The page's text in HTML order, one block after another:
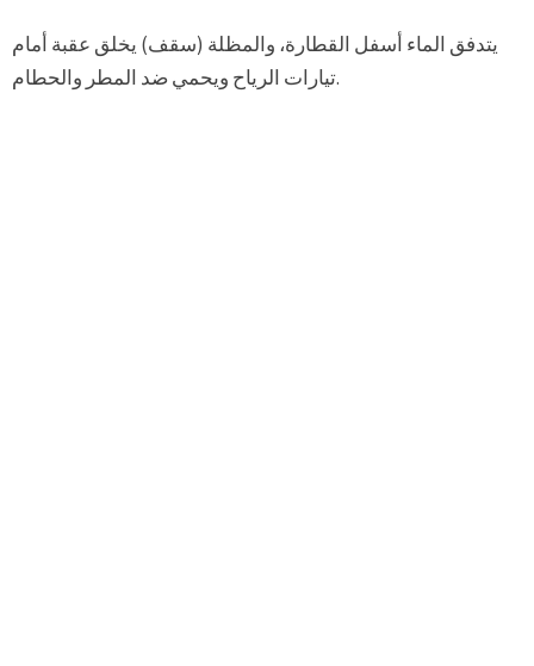
يتدفق الماء أسفل القطارة، والمظلة (سقف) يخلق عقبة أمام
تيارات الرياح ويحمي ضد المطر والحطام.